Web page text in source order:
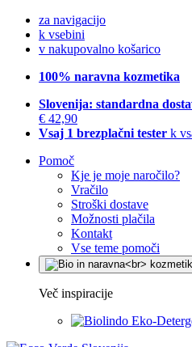
za navigacijo
k vsebini
v nakupovalno košarico
100% naravna kozmetika
Slovenija: standardna
€ 42,90
Vsaj 1 brezplačni tester k
Pomoč
Kje je moje naročilo?
Vračilo
Stroški dostave
Možnosti plačila
Kontakt
Vse teme pomoči
Več inspiracije
Eko-